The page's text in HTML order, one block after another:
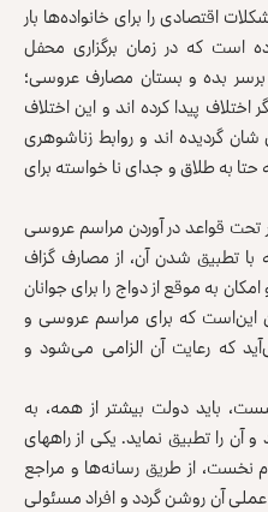
اقتصادی را برای خانواده‌ها بار
است که در زمان برگزاری محفل
بده و بستان مصارف عروسی؛
اختلاف پیدا کرده اند و این اختلاف
گردیده اند و روابط زناشوهری
به طلاق و جدای نا خواسته برای
قواعد در آوردن مراسم عروسی
تطبیق شدن آن، از مصارف گزاف
به موقع از دواج را برای جوانان
این‌است که برای مراسم عروسی و
که رعایت آن الزامی می‌شود و
باید دولت بیشتر از همه، به
آن‌ را تطبیق‌ نماید. یکی از راههای
نخست، از طریق رسانه‌ها و مراجع
آن روشن گردد و افراد مسئولی